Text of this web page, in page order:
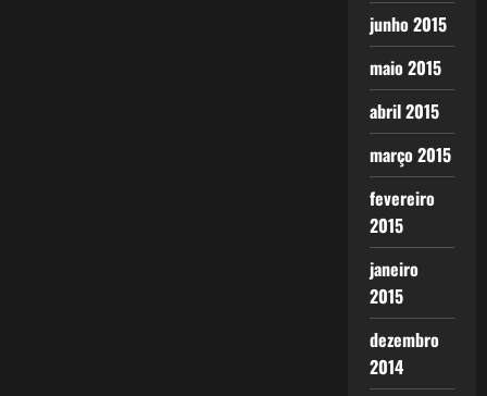
junho 2015
maio 2015
abril 2015
março 2015
fevereiro
2015
janeiro
2015
dezembro
2014